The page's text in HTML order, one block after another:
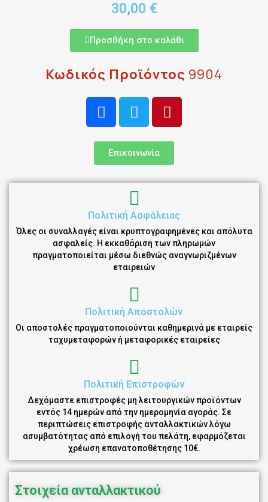
30,00 €
Προσθήκη στο καλάθι
Κωδικός Προϊόντος 9904
Επικοινωνία
Πολιτική Ασφάλειας
Όλες οι συναλλαγές είναι κρυπτογραφημένες και απόλυτα
ασφαλείς. Η εκκαθάριση των πληρωμών
πραγματοποιείται μέσω διεθνώς αναγνωριζμένων
εταιρειών
Πολιτική Αποστολών
Οι αποστολές πραγματοποιούνται καθημερινά με εταιρείς
ταχυμεταφορών ή μεταφορικές εταιρείες
Πολιτική Επιστροφών
Δεχόμαστε επιστροφές μη λειτουργικών προϊόντων
εντός 14 ημερών από την ημερομηνία αγοράς. Σε
περιπτώσεις επιστροφής ανταλλακτικών λόγω
ασυμβατότητας από επιλογή του πελάτη, εφαρμόζεται
χρέωση επανατοποθέτησης 10€.
Στοιχεία ανταλλακτικού